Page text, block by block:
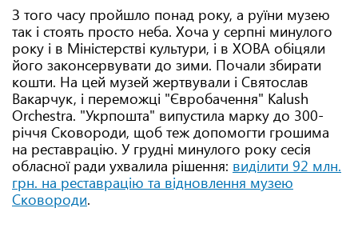
З того часу пройшло понад року, а руїни музею
так і стоять просто неба. Хоча у серпні минулого
року і в Міністерстві культури, і в ХОВА обіцяли
його законсервувати до зими. Почали збирати
кошти. На цей музей жертвували і Святослав
Вакарчук, і переможці "Євробачення" Kalush
Orchestra. "Укрпошта" випустила марку до 300-
річчя Сковороди, щоб теж допомогти грошима
на реставрацію. У грудні минулого року сесія
обласної ради ухвалила рішення: виділити 92 млн.
грн. на реставрацію та відновлення музею
Сковороди.